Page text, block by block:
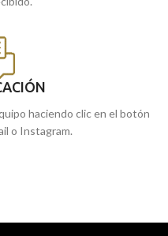
haciendo clic en el botón
o Instagram.